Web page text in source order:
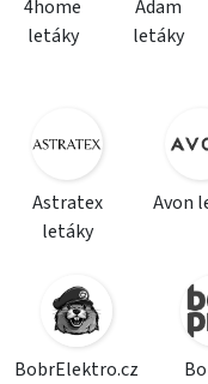
4home
letáky
Adam
letáky
Astratex
letáky
Avon
BobrElektro.cz